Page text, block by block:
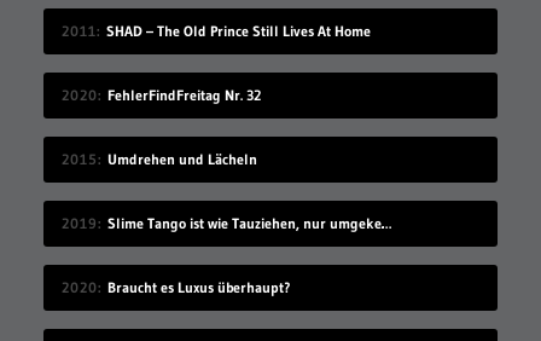
2011 SHAD – The Old Prince Still Lives At Home
2020 FehlerFindFreitag Nr. 32
2015 Umdrehen und Lächeln
2019 Slime Tango ist wie Tauziehen, nur umgekehrt
2020 Braucht es Luxus überhaupt?